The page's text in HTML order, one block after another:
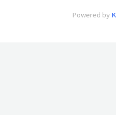
Powered by